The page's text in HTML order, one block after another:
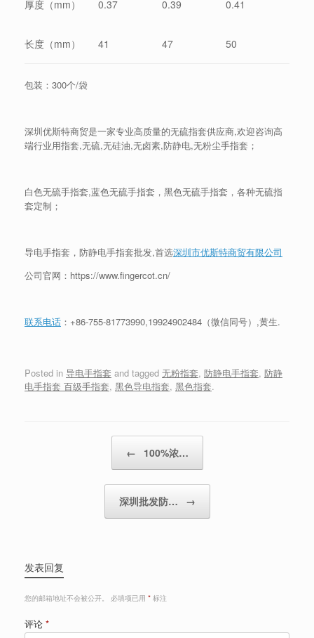
厚度（mm） 0.37 0.39 0.41
长度（mm） 41 47 50
包装：300个/袋
深圳优斯特商贸是一家专业高质量的无硫指套供应商,欢迎咨询高
端行业用指套,无硫,无硅油,无卤素,防静电,无粉尘手指套；
白色无硫手指套,蓝色无硫手指套，黑色无硫手指套，各种无硫指
套定制；
导电手指套，防静电手指套批发,首选深圳市优斯特商贸有限公司
公司官网：https://www.fingercot.cn/
联系电话 ：+86-755-81773990,19924902484（微信同号）,黄生.
Posted in 导电手指套 and tagged 无粉指套, 防静电手指套, 防静
电手指套 百级手指套, 黑色导电指套, 黑色指套.
← 100%浓…
深圳批发防… →
发表回复
您的邮箱地址不会被公开。 必填项已用 * 标注
评论 *